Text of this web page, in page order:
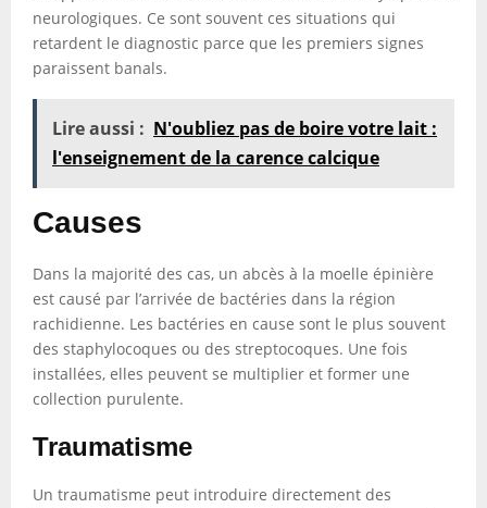
neurologiques. Ce sont souvent ces situations qui
retardent le diagnostic parce que les premiers signes
paraissent banals.
Lire aussi : N'oubliez pas de boire votre lait :
l'enseignement de la carence calcique
Causes
Dans la majorité des cas, un abcès à la moelle épinière
est causé par l’arrivée de bactéries dans la région
rachidienne. Les bactéries en cause sont le plus souvent
des staphylocoques ou des streptocoques. Une fois
installées, elles peuvent se multiplier et former une
collection purulente.
Traumatisme
Un traumatisme peut introduire directement des